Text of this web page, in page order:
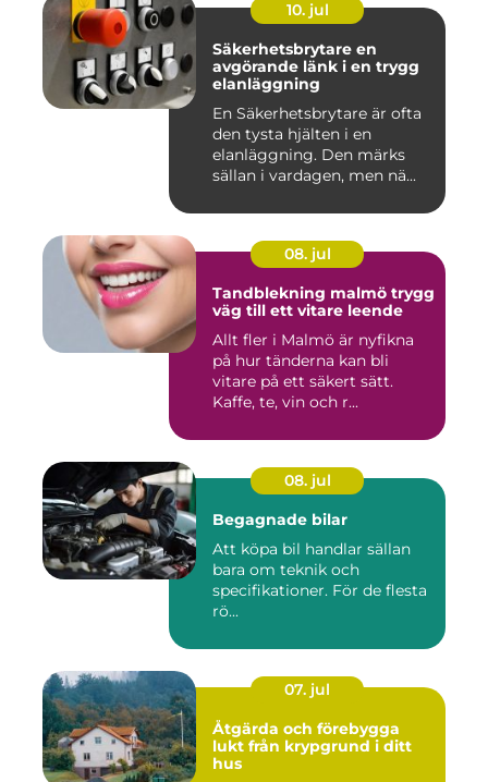
10. jul
Säkerhetsbrytare en
avgörande länk i en trygg
elanläggning
En Säkerhetsbrytare är ofta
den tysta hjälten i en
elanläggning. Den märks
sällan i vardagen, men nä...
08. jul
Tandblekning malmö trygg
väg till ett vitare leende
Allt fler i Malmö är nyfikna
på hur tänderna kan bli
vitare på ett säkert sätt.
Kaffe, te, vin och r...
08. jul
Begagnade bilar
Att köpa bil handlar sällan
bara om teknik och
specifikationer. För de flesta
rö...
07. jul
Åtgärda och förebygga
lukt från krypgrund i ditt
hus